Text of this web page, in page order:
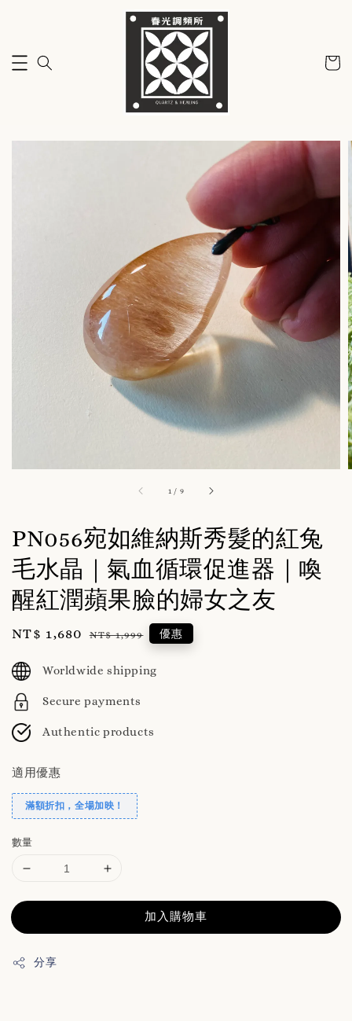
1 / 9
PN056宛如維納斯秀髮的紅兔
毛水晶｜氣血循環促進器｜喚
醒紅潤蘋果臉的婦女之友
Sale
NT$ 1,680 Regular
NT$ 1,999 優惠
Worldwide shipping
Secure payments
Authentic products
適用優惠
滿額折扣，全場加映！
數量
加入購物車
分享